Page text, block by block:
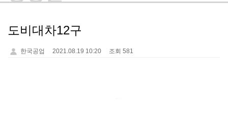
도비대차12구
한국공업 2021.08.19 10:20 조회 581